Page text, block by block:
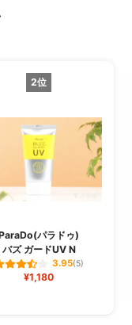
2位
パラドゥ)
バズ ガードUV N
3.95(5)
¥1,180